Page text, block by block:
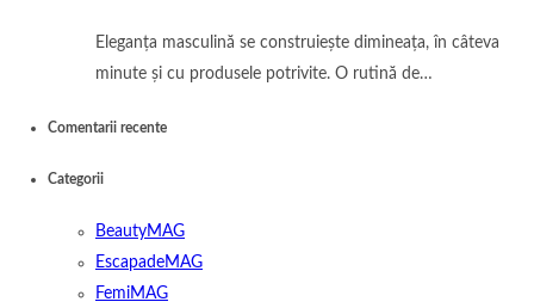
Eleganța masculină se construiește dimineața, în câteva
minute și cu produsele potrivite. O rutină de…
Comentarii recente
Categorii
BeautyMAG
EscapadeMAG
FemiMAG